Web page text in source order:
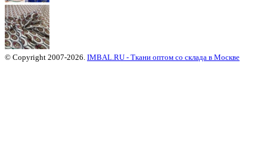
© Copyright 2007-2026. IMBAL.RU - Ткани оптом со склада в Москве